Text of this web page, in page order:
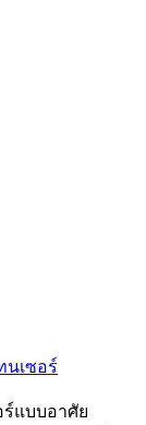
นเซอร์
ร์แบบอาศัย